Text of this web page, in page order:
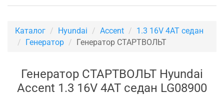
Каталог Hyundai Accent
1.3 16V 4AT седан
Генератор
Генератор СТАРТВОЛЬТ
Генератор СТАРТВОЛЬТ Hyundai
Accent 1.3 16V 4AT седан LG08900